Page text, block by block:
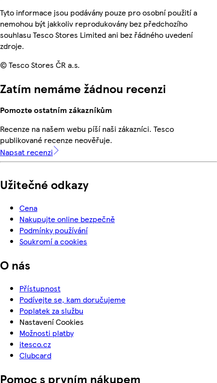
Tyto informace jsou podávány pouze pro osobní použití a
nemohou být jakkoliv reprodukovány bez předchozího
souhlasu Tesco Stores Limited ani bez řádného uvedení
zdroje.
© Tesco Stores ČR a.s.
Zatím nemáme žádnou recenzi
Pomozte ostatním zákazníkům
Recenze na našem webu píší naši zákazníci. Tesco
publikované recenze neověřuje.
Napsat recenzi
Užitečné odkazy
Cena
Nakupujte online bezpečně
Podmínky používání
Soukromí a cookies
O nás
Přístupnost
Podívejte se, kam doručujeme
Poplatek za službu
Nastavení Cookies
Možnosti platby
itesco.cz
Clubcard
Pomoc s prvním nákupem